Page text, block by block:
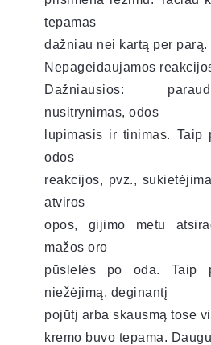
tepamas
dažniau nei kartą per parą.
Nepageidaujamos
Dažniausios:
nusitrynimas, odos
lupimasis ir tinimas. Taip
odos
reakcijos, pvz.,
atviros
opos, gijimo metu
mažos oro
pūslelės po oda. Taip
niežėjimą, deginantį
pojūtį arba skausmą tose
kremo buvo tepama.